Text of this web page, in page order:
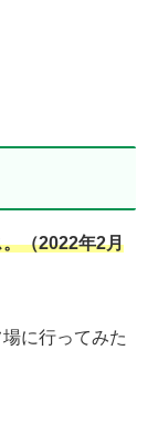
（2022年2月
に行ってみた